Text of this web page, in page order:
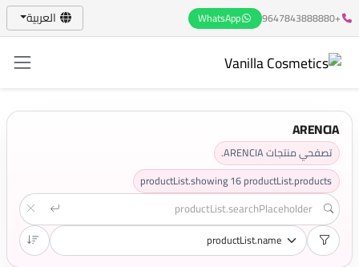
+9647843888880
WhatsApp العربية
ARENCIA
تصفحي منتجات ARENCIA.
productList.showing16productList.products